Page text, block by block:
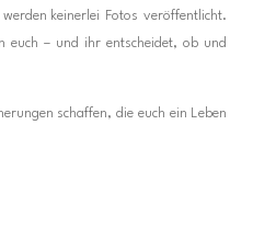
keinerlei Fotos veröffentlicht.
euch – und ihr entscheidet, ob und
schaffen, die euch ein Leben